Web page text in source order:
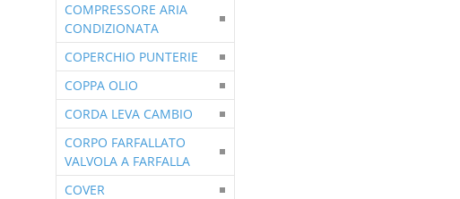
COMPRESSORE ARIA
CONDIZIONATA
COPERCHIO PUNTERIE
COPPA OLIO
CORDA LEVA CAMBIO
CORPO FARFALLATO
VALVOLA A FARFALLA
COVER